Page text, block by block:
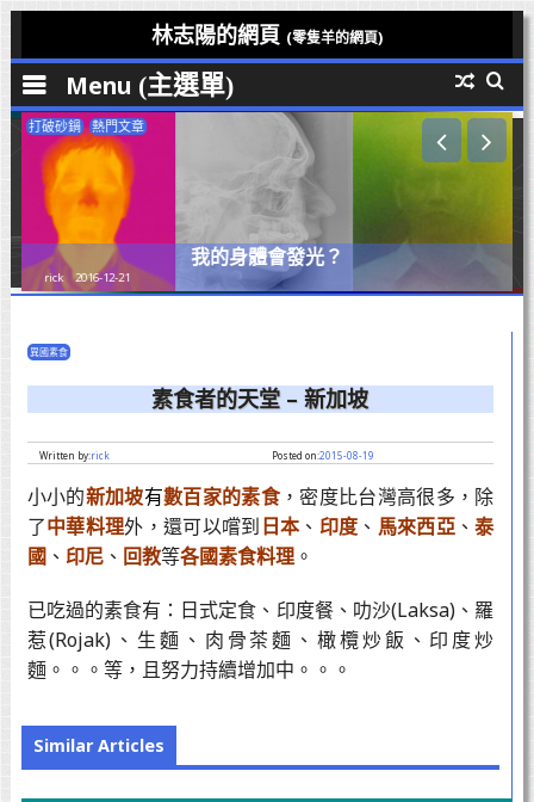
to
content
林志陽的網頁 (零隻羊的網頁)
Menu
打破砂鍋 熱門文章
我的身體會發光？
rick 2016-12-21
異國素食
素食者的天堂 – 新加坡
Written by:rick Posted on:2015-08-19
小小的新加坡有數百家的素食，密度比台灣高很多，除
了中華料理外，還可以嚐到日本、 印度 、 馬來西亞、泰
國、 印尼、 回教等各國素食料理。
已吃過的素食有：日式定食、印度餐、叻沙(Laksa)、羅
惹(Rojak)、生麵、肉骨茶麵、橄欖炒飯、印度炒
麵。。。等，且努力持續增加中。。。
Similar Articles